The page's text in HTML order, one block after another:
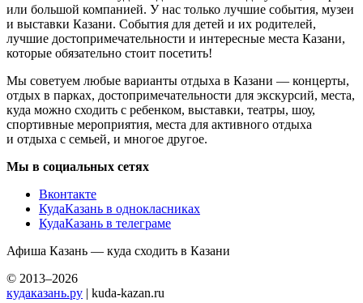
или большой компанией. У нас только лучшие события, музеи
и выставки Казани. События для детей и их родителей,
лучшие достопримечательности и интересные места Казани,
которые обязательно стоит посетить!
Мы советуем любые варианты отдыха в Казани — концерты,
отдых в парках, достопримечательности для экскурсий, места,
куда можно сходить с ребенком, выставки, театры, шоу,
спортивные мероприятия, места для активного отдыха
и отдыха с семьей, и многое другое.
Мы в социальных сетях
Вконтакте
КудаКазань в однокласниках
КудаКазань в телеграме
Афиша Казань — куда сходить в Казани
© 2013–2026
кудаказань.ру | kuda-kazan.ru